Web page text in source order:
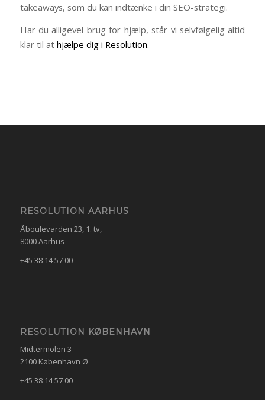
takeaways, som du kan indtænke i din SEO-strategi.
Har du alligevel brug for hjælp, står vi selvfølgelig altid
klar til at hjælpe dig i Resolution.
RESOLUTION AARHUS
Åboulevarden 23, 1. tv,
8000 Aarhus
+45 38 14 57 00
RESOLUTION KØBENHAVN
Midtermolen 3
2100 København Ø
+45 38 14 57 00